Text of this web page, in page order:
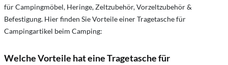
für Campingmöbel, Heringe, Zeltzubehör, Vorzeltzubehör &
Befestigung. Hier finden Sie Vorteile einer Tragetasche für
Campingartikel beim Camping:
Welche Vorteile hat eine Tragetasche für